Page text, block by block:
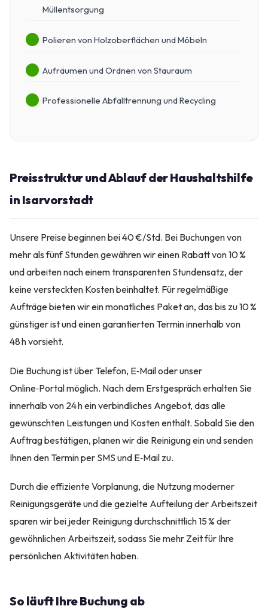
Müllentsorgung
Polieren von Holzoberflächen und Möbeln
Aufräumen und Ordnen von Stauraum
Professionelle Abfalltrennung und Recycling
Preisstruktur und Ablauf der Haushaltshilfe
in Isarvorstadt
Unsere Preise beginnen bei 40 €/Std. Bei Buchungen von
mehr als fünf Stunden gewähren wir einen Rabatt von 10 %
und arbeiten nach einem transparenten Stundensatz, der
keine versteckten Kosten beinhaltet. Für regelmäßige
Aufträge bieten wir ein monatliches Paket an, das bis zu 10 %
günstiger ist und einen garantierten Termin innerhalb von
48 h vorsieht.
Die Buchung ist über Telefon, E‑Mail oder unser
Online‑Portal möglich. Nach dem Erstgespräch erhalten Sie
innerhalb von 24 h ein verbindliches Angebot, das alle
gewünschten Leistungen und Kosten enthält. Sobald Sie den
Auftrag bestätigen, planen wir die Reinigung ein und senden
Ihnen den Termin per SMS und E‑Mail zu.
Durch die effiziente Vorplanung, die Nutzung moderner
Reinigungsgeräte und die gezielte Aufteilung der Arbeitszeit
sparen wir bei jeder Reinigung durchschnittlich 15 % der
gewöhnlichen Arbeitszeit, sodass Sie mehr Zeit für Ihre
persönlichen Aktivitäten haben.
So läuft Ihre Buchung ab